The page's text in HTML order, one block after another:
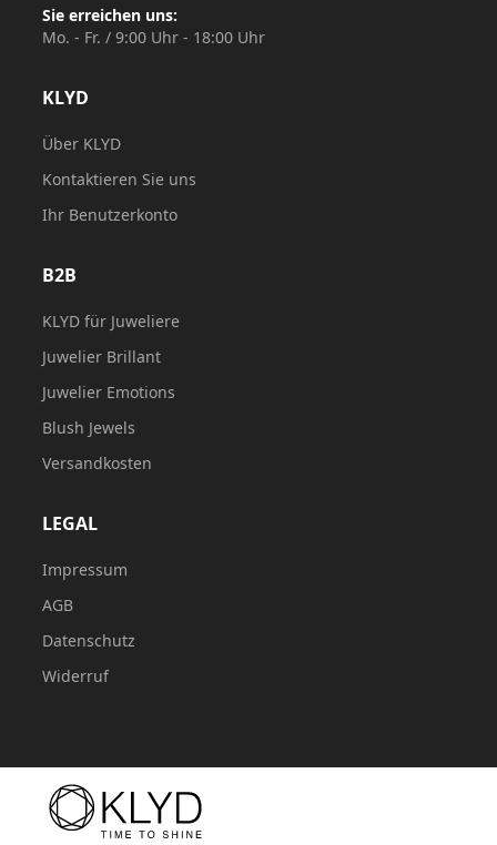
Sie erreichen uns:
Mo. - Fr. / 9:00 Uhr - 18:00 Uhr
KLYD
Über KLYD
Kontaktieren Sie uns
Ihr Benutzerkonto
B2B
KLYD für Juweliere
Juwelier Brillant
Juwelier Emotions
Blush Jewels
Versandkosten
LEGAL
Impressum
AGB
Datenschutz
Widerruf